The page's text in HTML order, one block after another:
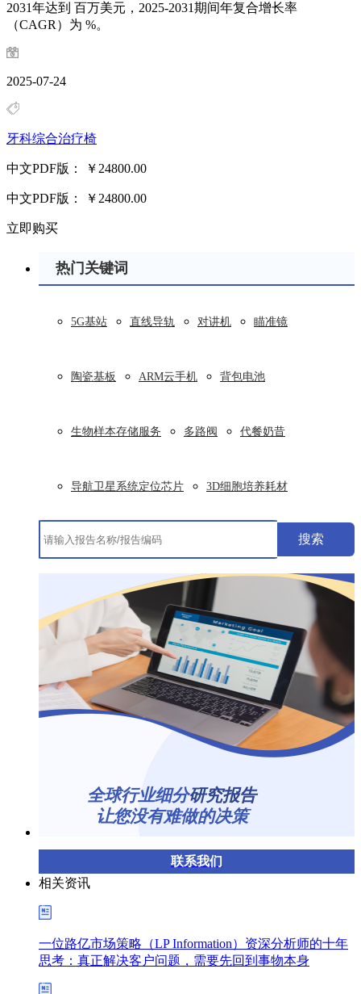
2031年达到 百万美元，2025-2031期间年复合增长率
（CAGR）为 %。
2025-07-24
牙科综合治疗椅
中文PDF版： ￥24800.00
中文PDF版： ￥24800.00
立即购买
热门关键词
5G基站 直线导轨 对讲机 瞄准镜
陶瓷基板 ARM云手机 背包电池
生物样本存储服务 多路阀 代餐奶昔
导航卫星系统定位芯片 3D细胞培养耗材
搜索
联系我们
全球行业细分研究报告
让您没有难做的决策
相关资讯
一位路亿市场策略（LP Information）资深分析师的十年
思考：真正解决客户问题，需要先回到事物本身